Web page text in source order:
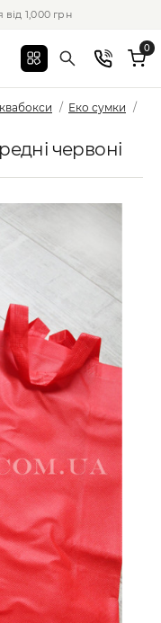
1,000 грн
0
Еко сумки
червоні